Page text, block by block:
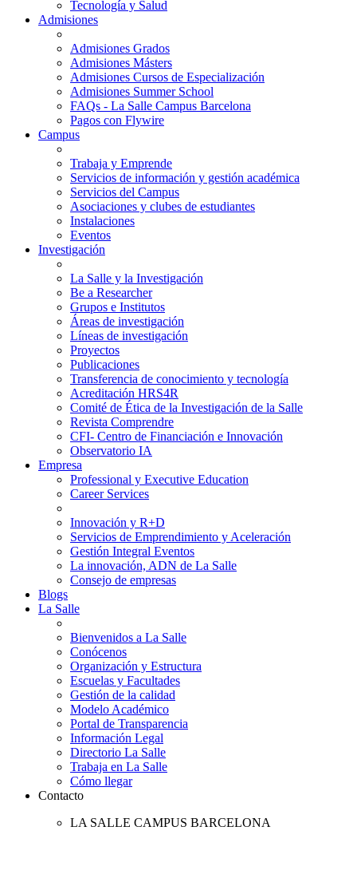
Tecnología y Salud
Admisiones
Admisiones Grados
Admisiones Másters
Admisiones Cursos de Especialización
Admisiones Summer School
FAQs - La Salle Campus Barcelona
Pagos con Flywire
Campus
Trabaja y Emprende
Servicios de información y gestión académica
Servicios del Campus
Asociaciones y clubes de estudiantes
Instalaciones
Eventos
Investigación
La Salle y la Investigación
Be a Researcher
Grupos e Institutos
Áreas de investigación
Líneas de investigación
Proyectos
Publicaciones
Transferencia de conocimiento y tecnología
Acreditación HRS4R
Comité de Ética de la Investigación de la Salle
Revista Comprendre
CFI- Centro de Financiación e Innovación
Observatorio IA
Empresa
Professional y Executive Education
Career Services
Innovación y R+D
Servicios de Emprendimiento y Aceleración
Gestión Integral Eventos
La innovación, ADN de La Salle
Consejo de empresas
Blogs
La Salle
Bienvenidos a La Salle
Conócenos
Organización y Estructura
Escuelas y Facultades
Gestión de la calidad
Modelo Académico
Portal de Transparencia
Información Legal
Directorio La Salle
Trabaja en La Salle
Cómo llegar
Contacto
LA SALLE CAMPUS BARCELONA